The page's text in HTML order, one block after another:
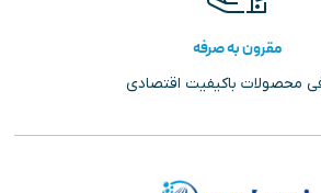
مقرون به صرفه
محصولات باکیفیت اقتصادی